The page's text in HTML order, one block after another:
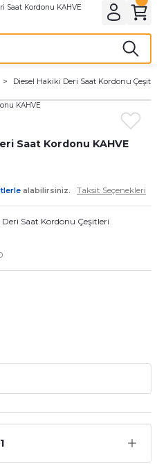
AYDINLATMA & ELEKTRİK
Diesel Hakiki Deri Saat Kordonu
Saat Kordonu KAHVE
alabilirsiniz. Taksit Seçenekleri
Deri Saat Kordonu Çeşitleri